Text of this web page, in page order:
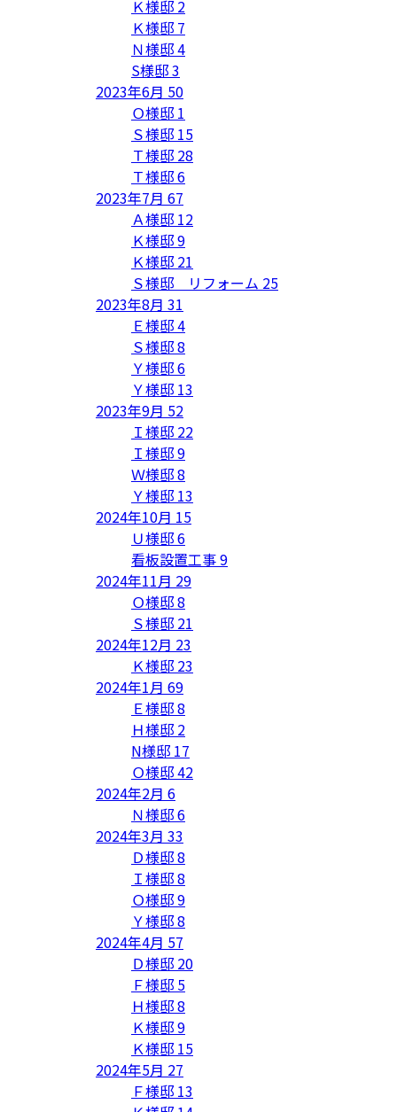
Ｋ様邸 2
Ｋ様邸 7
Ｎ様邸4
S様邸3
2023年6月 50
Ｏ様邸 1
Ｓ様邸 15
Ｔ様邸 28
Ｔ様邸6
2023年7月 67
Ａ様邸 12
Ｋ様邸9
Ｋ様邸 21
Ｓ様邸 リフォーム 25
2023年8月 31
Ｅ様邸4
Ｓ様邸8
Ｙ様邸6
Ｙ様邸 13
2023年9月 52
Ｉ様邸 22
Ｉ様邸9
Ｗ様邸8
Ｙ様邸 13
2024年10月 15
Ｕ様邸6
看板設置工事9
2024年11月 29
Ｏ様邸8
Ｓ様邸 21
2024年12月 23
Ｋ様邸 23
2024年1月 69
Ｅ様邸8
Ｈ様邸 2
N様邸 17
Ｏ様邸42
2024年2月 6
Ｎ様邸6
2024年3月 33
Ｄ様邸8
Ｉ様邸8
Ｏ様邸9
Ｙ様邸8
2024年4月 57
Ｄ様邸 20
Ｆ様邸 5
Ｈ様邸8
Ｋ様邸9
Ｋ様邸 15
2024年5月 27
Ｆ様邸 13